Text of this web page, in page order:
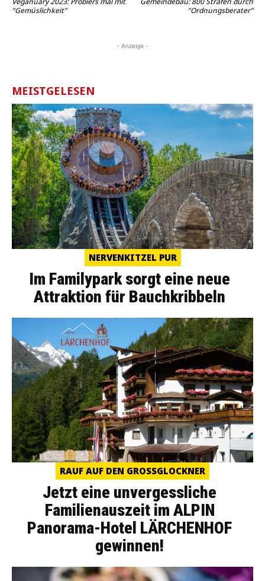
“Gemüslichkeit”
“Ordnungsberater”
- Anzeige -
MEISTGELESEN
NERVENKITZEL PUR
Im Familypark sorgt eine neue
Attraktion für Bauchkribbeln
RAUF AUF DEN GROSSGLOCKNER
Jetzt eine unvergessliche
Familienauszeit im ALPIN
Panorama-Hotel LÄRCHENHOF
gewinnen!